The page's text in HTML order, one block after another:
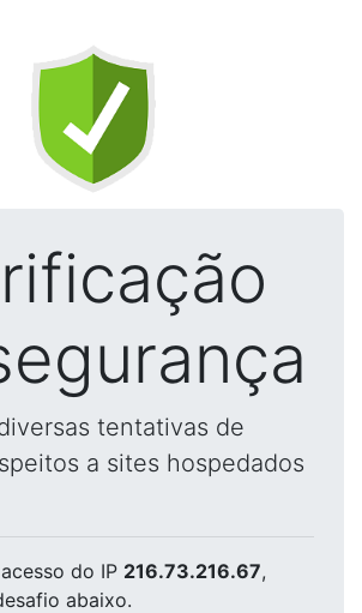
tentativas de
a sites hospedados
do IP 216.73.216.67,
abaixo.